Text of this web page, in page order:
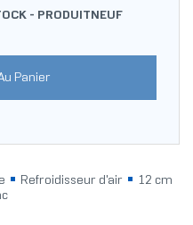
- PRODUITNEUF
Panier
Refroidisseur d'air
12 cm